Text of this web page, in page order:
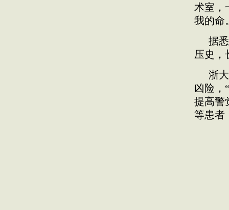
术室，
我的命
据
压史，
浙
凶险，
提高警
等患者